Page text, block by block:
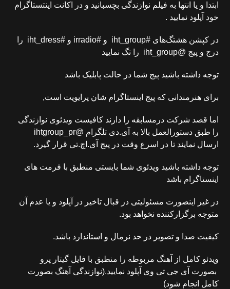
ابتدا و یا انتها به فیلم نوازندگی بچسبانید و در اکانت اینتستاگرام
خود آپلود نمایید .
در کپشن هشتگ‌های #iht_group و #irradio و #iht_dress را
درج و پیج @iht_group را تگ نمایید
توجه داشته باشید پیج شما در حالت پابلیک باشد
برای هنرمندانی که پیج اینستاگرام شان پرایویت است,
اما قصد شرکت درمسابقه را دارند کافیست ویدئوی نوازندگی
را طبق دستورالعمل بالا به آی.دی تلگرام @ihtgroup_pr
ارسال نمایند تا در اسرع وقت در پیج آی.اچ.تی قرار گیرد.
توجه داشته باشید ویدئوی شما بایستی منطبق با فرمت های
اینستاگرام باشد
در غیر اینصورت مسئولیتی در قبال تاخیر در آپلود و یا عدم آن
متوجه برگزارکننده نخواهد بود.
کیفیت صدا و تصویر در حد نرمال و استاندارد باشد.
ویدئو کامل از آهنگ مربوطه را منطبق با فایل گیتار پرو
بصورت آی جی تی وی آپلود نمایید.(نوازندگی آهنگ بصورت
کامل انجام شود)